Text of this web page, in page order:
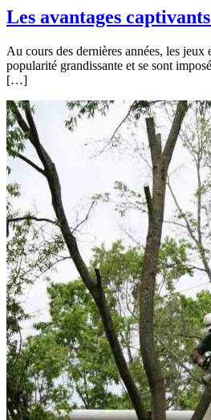
Les avantages
Au cours des dernières années, les
popularité grandissante et se sont
[…]